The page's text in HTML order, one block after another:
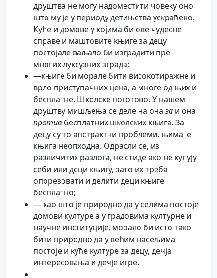
друштва не могу надоместити човеку оно
што му је у периоду детињства ускраћено.
Куће и домове у којима би ове чудесне
справе и маштовите књиге за децу
постојале ваљало би изградити пре
многих луксузних зграда;
—књиге би морале бити високотиражне и
врло приступачних цена, а многе од њих и
бесплатне. Школске поготово. У нашем
друштву мишљења се деле на она за и она
против бесплатних школских књига. За
децу су то апстрактни проблеми, њима је
књига неопходна. Одрасли се, из
различитих разлога, не стиде ако не купују
себи или деци књигу, зато их треба
опорезовати и делити деци књиге
бесплатно;
— као што је природно да у селима постоје
домови културе а у градовима културне и
научне институције, морало би исто тако
бити природно да у већим насељима
постоје и куће културе за децу, дечја
интересовања и дечје игре.